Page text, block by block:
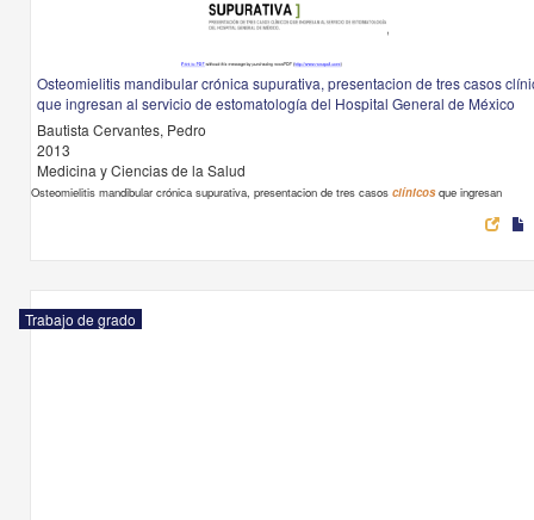
Osteomielitis mandibular crónica supurativa, presentacion de tres casos
que ingresan al servicio de estomatología del Hospital General de México
Bautista Cervantes, Pedro
2013
Medicina y Ciencias de la Salud
Osteomielitis mandibular crónica supurativa, presentacion de tres casosclínicosque ingresan
Trabajo de grado